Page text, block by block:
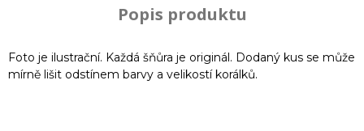
Popis produktu
Foto je ilustrační. Každá šňůra je originál. Dodaný kus se může
mírně lišit odstínem barvy a velikostí korálků.